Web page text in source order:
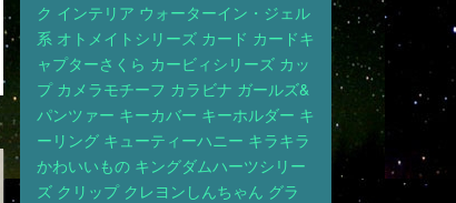
ク インテリア ウォーターイン・ジェル
系 オトメイトシリーズ カード カードキ
ャプターさくら カービィシリーズ カッ
プ カメラモチーフ カラビナ ガールズ&
パンツァー キーカバー キーホルダー キ
ーリング キューティーハニー キラキラ
かわいいもの キングダムハーツシリー
ズ クリップ クレヨンしんちゃん グラ